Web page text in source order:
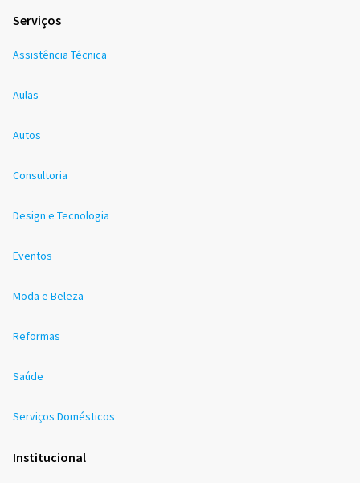
Serviços
Assistência Técnica
Aulas
Autos
Consultoria
Design e Tecnologia
Eventos
Moda e Beleza
Reformas
Saúde
Serviços Domésticos
Institucional